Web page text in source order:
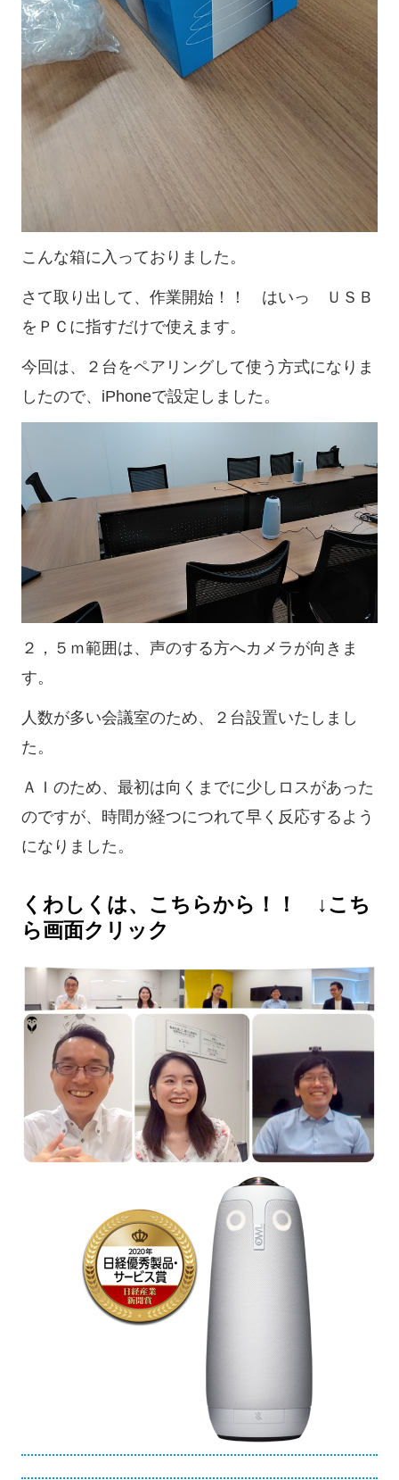
こんな箱に入っておりました。
さて取り出して、作業開始！！ はいっ ＵＳＢ
をＰＣに指すだけで使えます。
今回は、２台をペアリングして使う方式になりま
したので、iPhoneで設定しました。
２，５ｍ範囲は、声のする方へカメラが向きま
す。
人数が多い会議室のため、２台設置いたしまし
た。
ＡＩのため、最初は向くまでに少しロスがあった
のですが、時間が経つにつれて早く反応するよう
になりました。
くわしくは、こちらから！！ ↓こち
ら画面クリック